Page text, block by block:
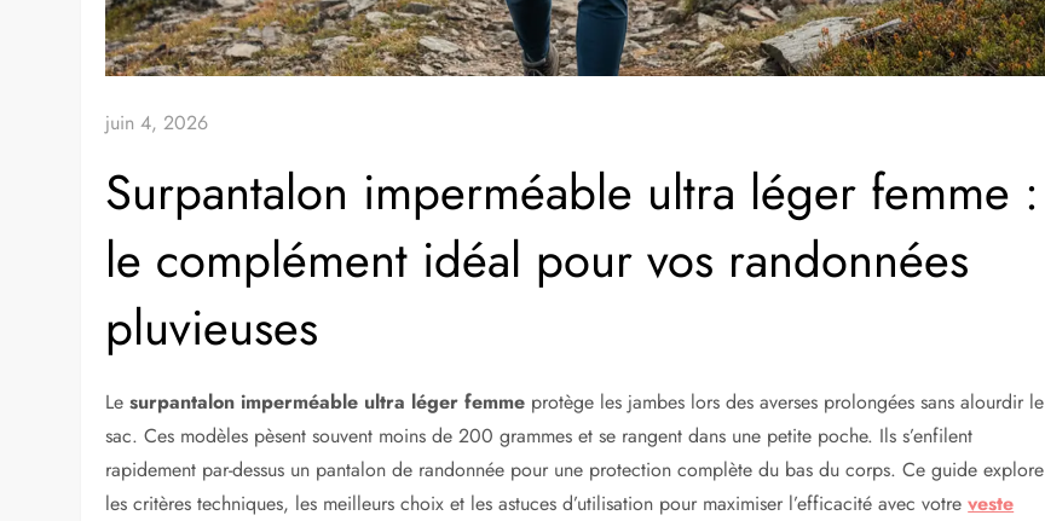
juin 4, 2026
Surpantalon imperméable ultra léger femme :
le complément idéal pour vos randonnées
pluvieuses
Lesurpantalon imperméable ultra léger femme protège les jambes lors des averses prolongées sans alourdir le
sac. Ces modèles pèsent souvent moins de 200 grammes et se rangent dans une petite poche. Ils s’enfilent
rapidement par-dessus un pantalon de randonnée pour une protection complète du bas du corps. Ce guide explore
les critères techniques, les meilleurs choix et les astuces d’utilisation pour maximiser l’efficacité avec votreveste